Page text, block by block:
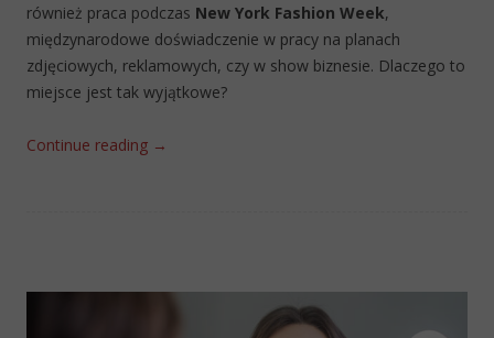
również praca podczas New York Fashion Week,
międzynarodowe doświadczenie w pracy na planach
zdjęciowych, reklamowych, czy w show biznesie. Dlaczego to
miejsce jest tak wyjątkowe?
Continue reading →